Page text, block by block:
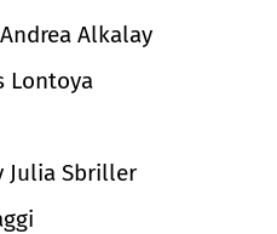
Alkalay
Lontoya
Julia Sbriller